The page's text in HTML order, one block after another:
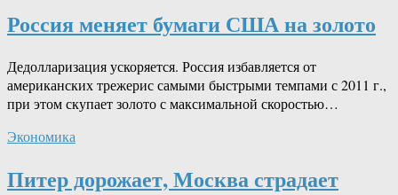
Россия меняет бумаги США на золото
Дедолларизация ускоряется. Россия избавляется от
американских трежерис самыми быстрыми темпами с 2011 г.,
при этом скупает золото с максимальной скоростью…
Экономика
Питер дорожает, Москва страдает